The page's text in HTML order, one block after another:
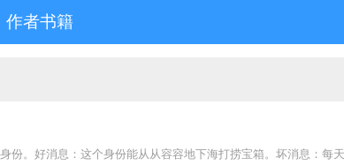
作者书籍
。好消息：这个身份能从从容容地下海打捞宝箱。坏消息：每